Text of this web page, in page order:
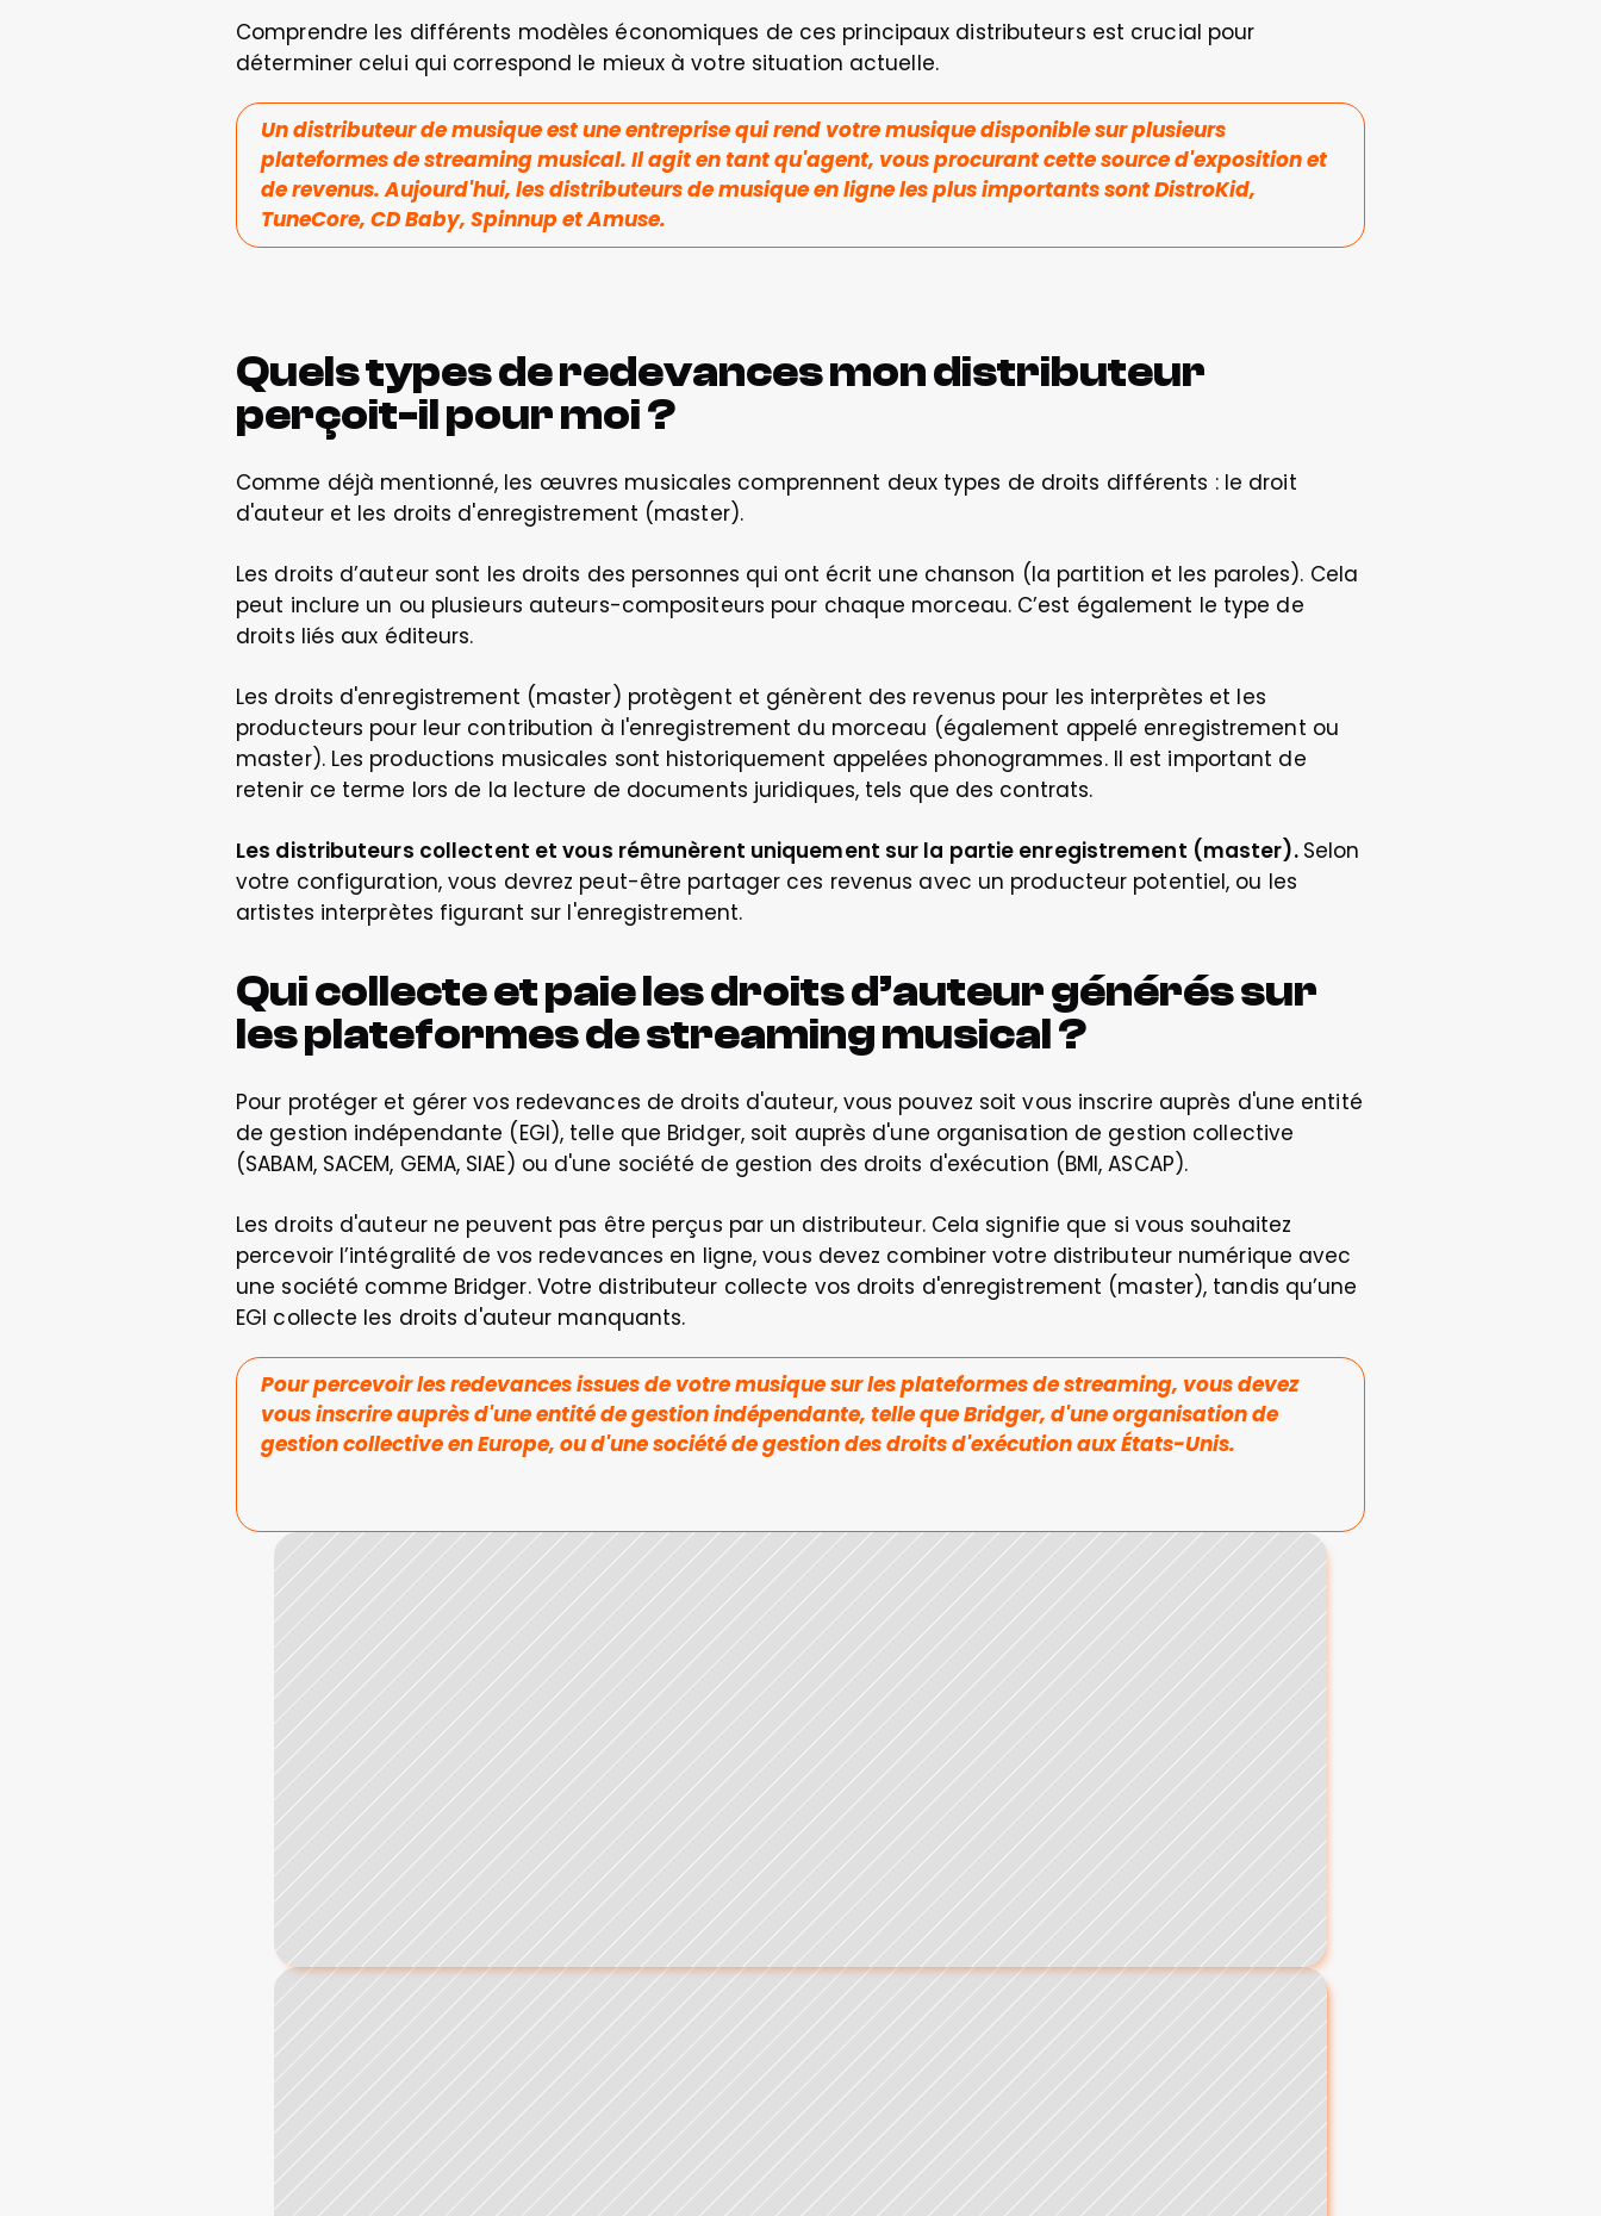
Comprendre les différents modèles économiques de ces principaux distributeurs est crucial pour
déterminer celui qui correspond le mieux à votre situation actuelle.
Un distributeur de musique est une entreprise qui rend votre musique disponible sur plusieurs
plateformes de streaming musical. Il agit en tant qu'agent, vous procurant cette source d'exposition et
de revenus. Aujourd'hui, les distributeurs de musique en ligne les plus importants sont DistroKid,
TuneCore, CD Baby, Spinnup et Amuse.
Quels types de redevances mon distributeur
perçoit-il pour moi ?
Comme déjà mentionné, les œuvres musicales comprennent deux types de droits différents : le droit
d'auteur et les droits d'enregistrement (master).
Les droits d’auteur sont les droits des personnes qui ont écrit une chanson (la partition et les paroles). Cela
peut inclure un ou plusieurs auteurs-compositeurs pour chaque morceau. C’est également le type de
droits liés aux éditeurs.
Les droits d'enregistrement (master) protègent et génèrent des revenus pour les interprètes et les
producteurs pour leur contribution à l'enregistrement du morceau (également appelé enregistrement ou
master). Les productions musicales sont historiquement appelées phonogrammes. Il est important de
retenir ce terme lors de la lecture de documents juridiques, tels que des contrats.
Les distributeurs collectent et vous rémunèrent uniquement sur la partie enregistrement (master). Selon
votre configuration, vous devrez peut-être partager ces revenus avec un producteur potentiel, ou les
artistes interprètes figurant sur l'enregistrement.
Qui collecte et paie les droits d’auteur générés sur
les plateformes de streaming musical ?
Pour protéger et gérer vos redevances de droits d'auteur, vous pouvez soit vous inscrire auprès d'une entité
de gestion indépendante (EGI), telle que Bridger, soit auprès d'une organisation de gestion collective
(SABAM, SACEM, GEMA, SIAE) ou d'une société de gestion des droits d'exécution (BMI, ASCAP).
Les droits d'auteur ne peuvent pas être perçus par un distributeur. Cela signifie que si vous souhaitez
percevoir l’intégralité de vos redevances en ligne, vous devez combiner votre distributeur numérique avec
une société comme Bridger. Votre distributeur collecte vos droits d'enregistrement (master), tandis qu’une
EGI collecte les droits d'auteur manquants.
Pour percevoir les redevances issues de votre musique sur les plateformes de streaming, vous devez
vous inscrire auprès d'une entité de gestion indépendante, telle que Bridger, d'une organisation de
gestion collective en Europe, ou d'une société de gestion des droits d'exécution aux États-Unis.